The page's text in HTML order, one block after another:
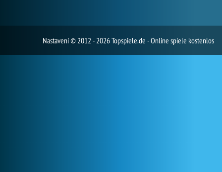
Nastavení© 2012 - 2026 Topspiele.de - Online spiele kostenlos